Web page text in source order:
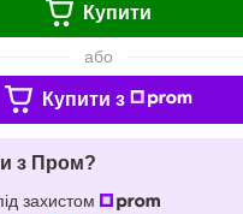
Купити
або
Купити з
з Пром?
захистом